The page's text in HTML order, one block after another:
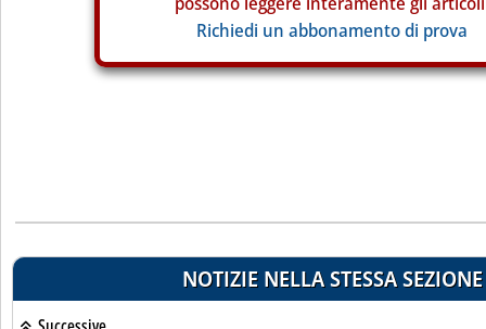
Richiedi un abbonamento di prova
NOTIZIE NELLA STESSA SEZIONE